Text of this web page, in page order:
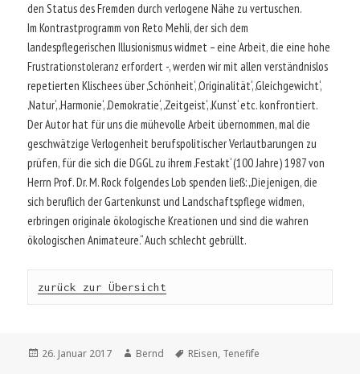
den Status des Fremden durch verlogene Nähe zu vertuschen.
Im Kontrastprogramm von Reto Mehli, der sich dem
landespflegerischen Illusionismus widmet – eine Arbeit, die eine hohe
Frustrationstoleranz erfordert -, werden wir mit allen verständnislos
repetierten Klischees über ‚Schönheit‘, ‚Originalität‘, ‚Gleichgewicht‘,
‚Natur‘, ‚Harmonie‘, ‚Demokratie‘, ‚Zeitgeist‘, ‚Kunst‘ etc. konfrontiert.
Der Autor hat für uns die mühevolle Arbeit übernommen, mal die
geschwätzige Verlogenheit berufspolitischer Verlautbarungen zu
prüfen, für die sich die DGGL zu ihrem ‚Festakt‘ (100 Jahre) 1987 von
Herrn Prof. Dr. M. Rock folgendes Lob spenden ließ: „Diejenigen, die
sich beruflich der Gartenkunst und Landschaftspflege widmen,
erbringen originale ökologische Kreationen und sind die wahren
ökologischen Animateure.“ Auch schlecht gebrüllt.
zurück zur Übersicht
Veröffentlicht
26. Januar 2017 Autor
Bernd Schlagwörter
REisen, Tenefife